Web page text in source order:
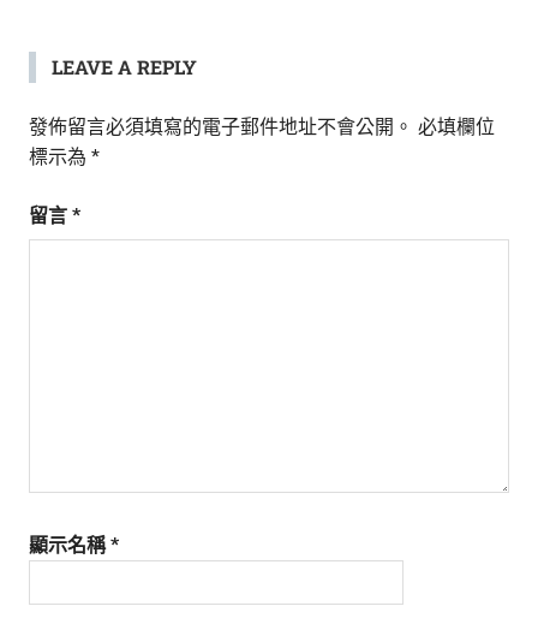
LEAVE A REPLY
發佈留言必須填寫的電子郵件地址不會公開。 必填欄位
標示為 *
留言 *
顯示名稱*